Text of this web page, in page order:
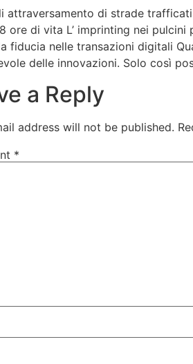
attraversamento di strade
ore di vita L’ imprinting nei
fiducia nelle transazioni digitali
delle innovazioni. Solo così
a Reply
address will not be published.
*